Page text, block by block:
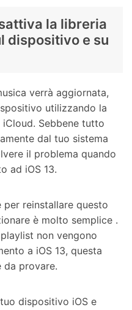
la libreria
dispositivo e su
verrà aggiornata,
utilizzando la
Sebbene tutto
dal tuo sistema
il problema quando
ad iOS 13.
per reinstallare questo
è molto semplice .
non vengono
a iOS 13, questa
da provare.
dispositivo iOS e